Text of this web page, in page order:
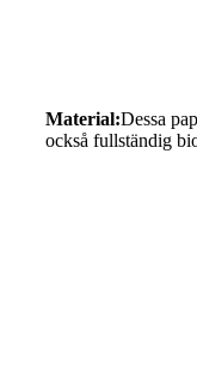
Material:Dessa
också fullständig